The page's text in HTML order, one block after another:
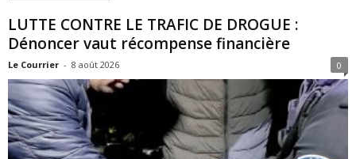
LUTTE CONTRE LE TRAFIC DE DROGUE :
Dénoncer vaut récompense financière
Le Courrier - 8 août 2026 0